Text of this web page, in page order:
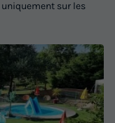
sur les